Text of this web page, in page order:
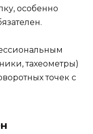
особенно
тахеометры)
точек с